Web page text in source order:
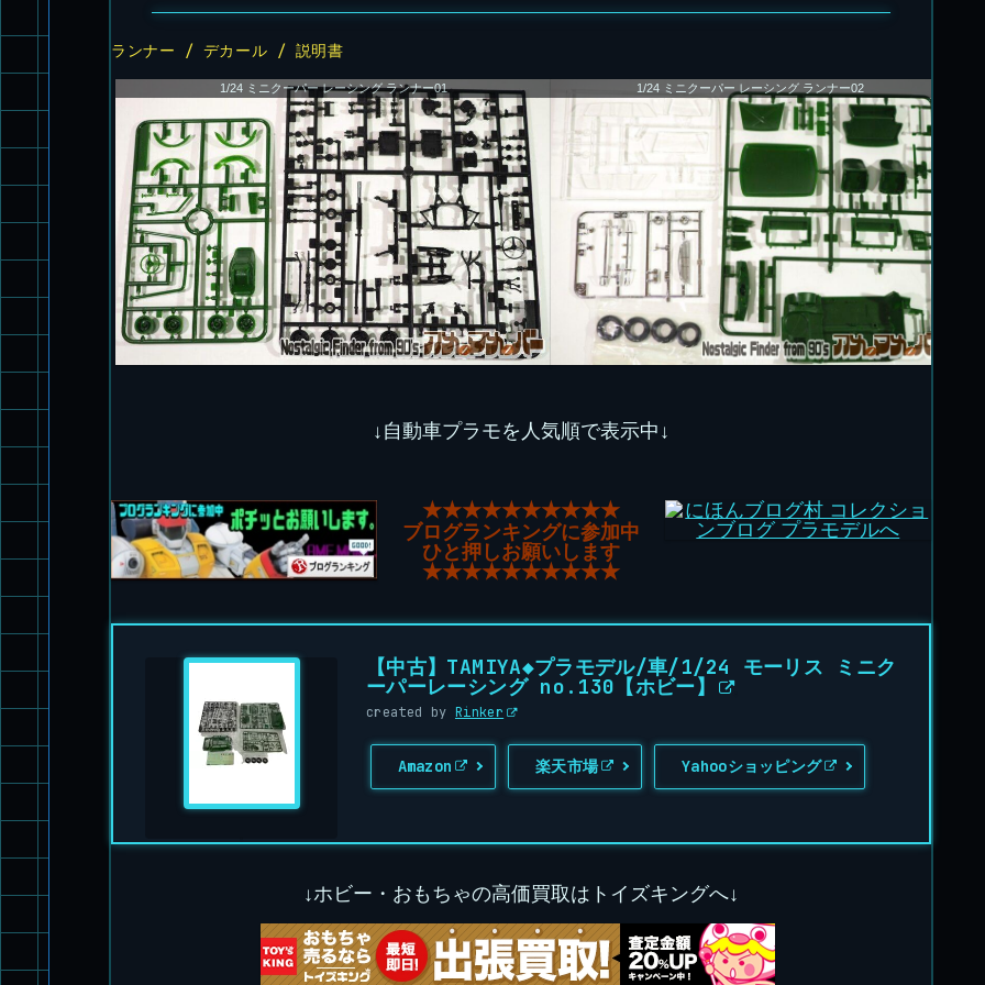
ランナー / デカール / 説明書
1/24 ミニクーパー レーシング ランナー01 1/24 ミニクーパー レーシング ランナー02
↓自動車プラモを人気順で表示中↓
★★★★★★★★★★
ブログランキングに参加中
ひと押しお願いします
★★★★★★★★★★
【中古】TAMIYA◆プラモデル/車/1/24 モーリス ミニク
ーパーレーシング no.130【ホビー】
created by Rinker
Amazon 楽天市場 Yahooショッピング
↓ホビー・おもちゃの高価買取はトイズキングへ↓